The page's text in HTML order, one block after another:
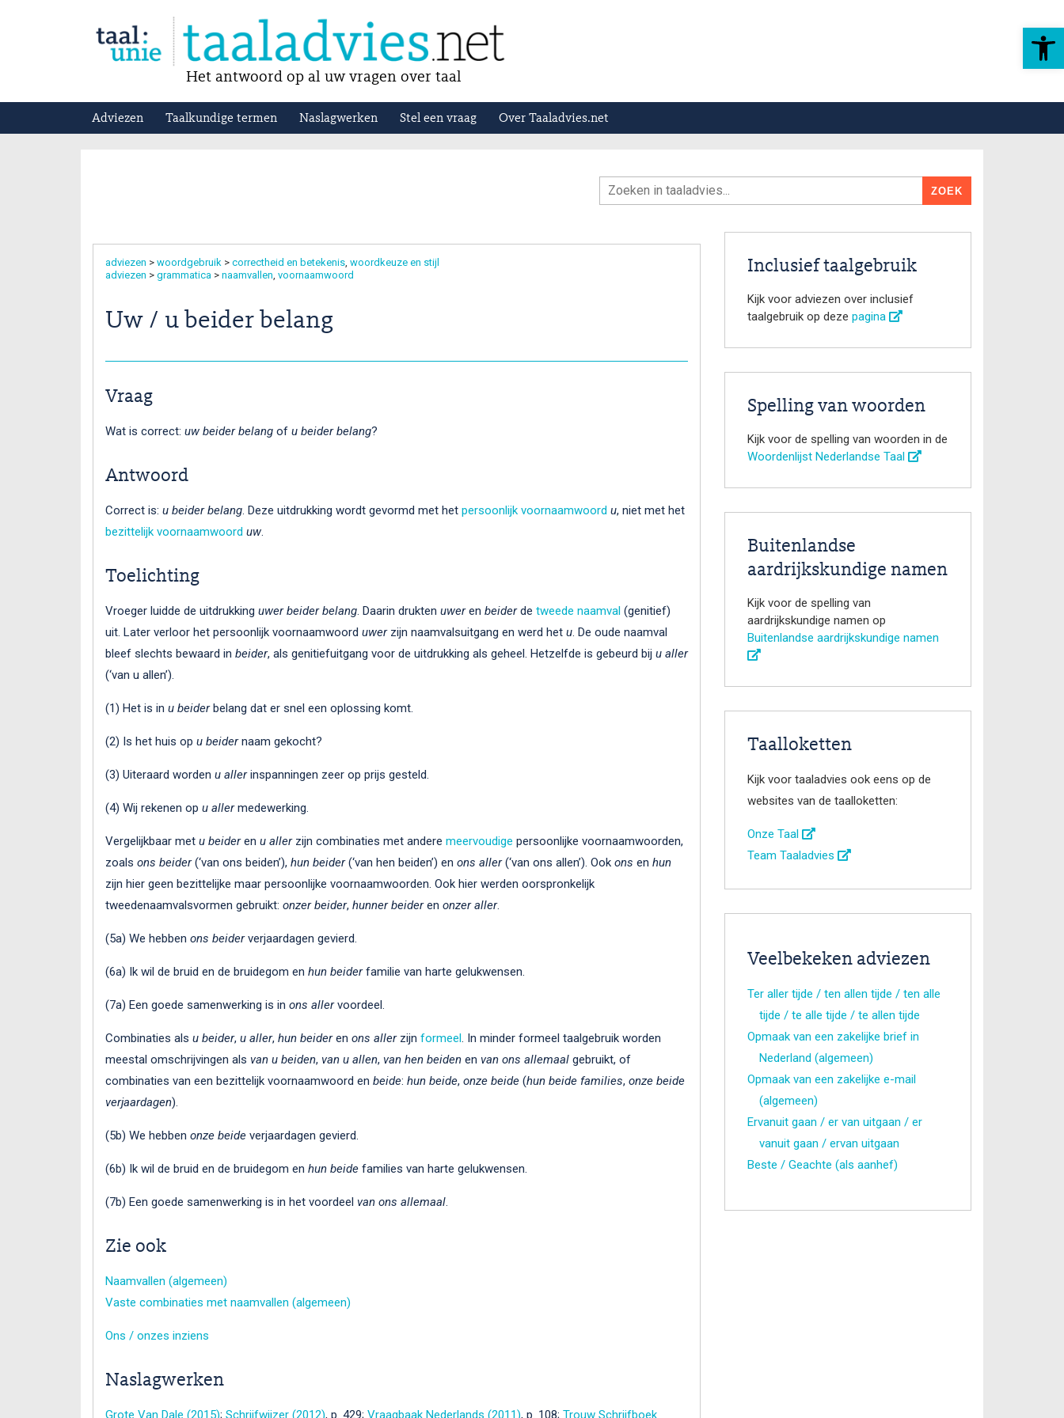
Toolbar openen
Het antwoord op al uw vragen over taal
Adviezen Taalkundige termen Naslagwerken Stel een vraag Over Taaladvies.net
adviezen > woordgebruik > correctheid en betekenis woordkeuze en stijl
adviezen > grammatica > naamvallen voornaamwoord
Uw / u beider belang
Vraag
Wat is correct: uw beider belang of u beider belang?
Antwoord
Correct is: u beider belang. Deze uitdrukking wordt gevormd met het persoonlijk voornaamwoord u, niet met het
bezittelijk voornaamwoord uw.
Toelichting
Vroeger luidde de uitdrukking uwer beider belang. Daarin drukten uweren beiderde tweede naamval (genitief)
uit. Later verloor het persoonlijk voornaamwoord uwerzijn naamvalsuitgang en werd het u. De oude naamval
bleef slechts bewaard in beider, als genitiefuitgang voor de uitdrukking als geheel. Hetzelfde is gebeurd bij u aller
(‘van u allen’).
(1) Het is in u beiderbelang dat er snel een oplossing komt.
(2) Is het huis op u beidernaam gekocht?
(3) Uiteraard worden u allerinspanningen zeer op prijs gesteld.
(4) Wij rekenen op u allermedewerking.
Vergelijkbaar met u beideren u allerzijn combinaties met andere meervoudige persoonlijke voornaamwoorden,
zoals ons beider(‘van ons beiden’), hun beider(‘van hen beiden’) en ons aller(‘van ons allen’). Ook ons en hun
zijn hier geen bezittelijke maar persoonlijke voornaamwoorden. Ook hier werden oorspronkelijk
tweedenaamvalsvormen gebruikt: onzer beider, hunner beideren onzer aller.
(5a) We hebben ons beiderverjaardagen gevierd.
(6a) Ik wil de bruid en de bruidegom en hun beiderfamilie van harte gelukwensen.
(7a) Een goede samenwerking is in ons allervoordeel.
Combinaties als u beider, u aller, hun beideren ons allerzijn formeel. In minder formeel taalgebruik worden
meestal omschrijvingen als van u beiden, van u allen, van hen beiden en van ons allemaal gebruikt, of
combinaties van een bezittelijk voornaamwoord en beide: hun beide, onze beide (hun beide families, onze beide
verjaardagen).
(5b) We hebben onze beide verjaardagen gevierd.
(6b) Ik wil de bruid en de bruidegom en hun beide families van harte gelukwensen.
(7b) Een goede samenwerking is in het voordeel van ons allemaal.
Zie ook
Naamvallen (algemeen)
Vaste combinaties met naamvallen (algemeen)
Ons / onzes inziens
Naslagwerken
Grote Van Dale (2015); Schrijfwijzer (2012), p. 429; Vraagbaak Nederlands (2011), p. 108; Trouw Schrijfboek
Inclusief taalgebruik
Kijk voor adviezen over inclusief
taalgebruik op deze pagina
Spelling van woorden
Kijk voor de spelling van woorden in de
Woordenlijst Nederlandse Taal
Buitenlandse
aardrijkskundige namen
Kijk voor de spelling van
aardrijkskundige namen op
Buitenlandse aardrijkskundige namen
Taalloketten
Kijk voor taaladvies ook eens op de
websites van de taalloketten:
Onze Taal
Team Taaladvies
Veelbekeken adviezen
Ter aller tijde / ten allen tijde / ten alle
tijde / te alle tijde / te allen tijde
Opmaak van een zakelijke brief in
Nederland (algemeen)
Opmaak van een zakelijke e-mail
(algemeen)
Ervanuit gaan / er van uitgaan / er
vanuit gaan / ervan uitgaan
Beste / Geachte (als aanhef)